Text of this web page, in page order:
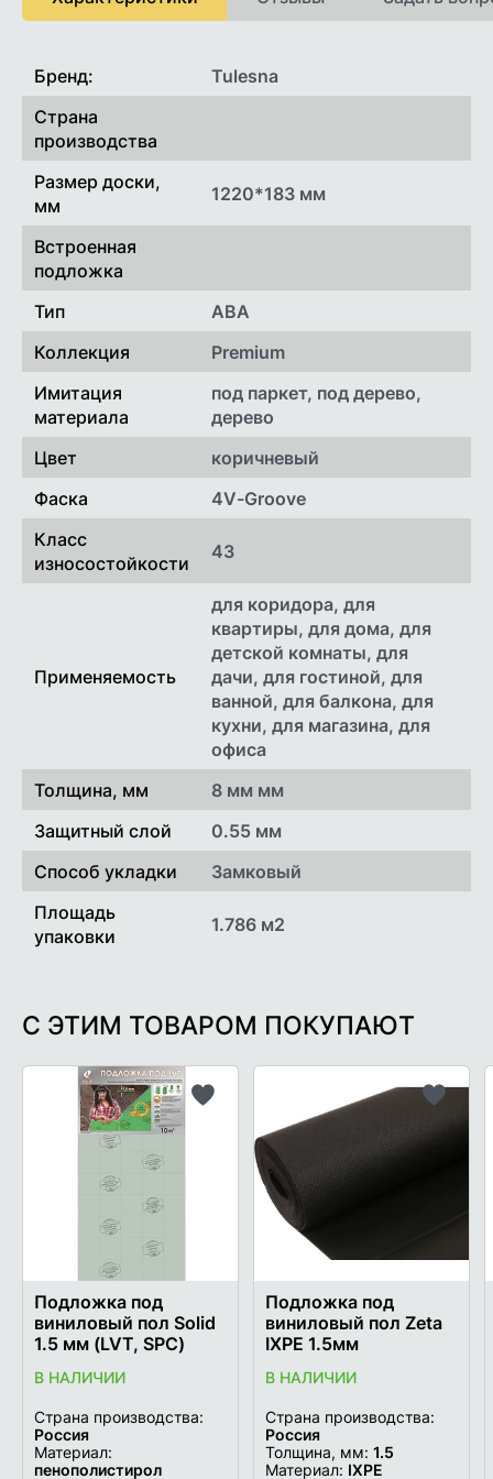
Характеристики
Бренд:
Tulesna
Страна
производства
Размер доски,
мм
1220*183 мм
Встроенная
подложка
Тип
ABA
Коллекция
Premium
Имитация
материала
под паркет, под дерево,
дерево
Цвет
коричневый
Фаска
4V-Groove
Класс
износостойкости
43
Применяемость
для коридора, для
квартиры, для дома, для
детской комнаты, для
дачи, для гостиной, для
ванной, для балкона, для
кухни, для магазина, для
офиса
Толщина, мм
8 мм мм
Защитный слой
0.55 мм
Способ укладки
Замковый
Площадь
упаковки
1.786 м2
Онлайн рассрочка от РРБ банкана 3 месяца
рассрочкой стоимость доставки рассчитывается
С ЭТИМ ТОВАРОМ ПОКУПАЮТ
список
желаемого
Подложка под
виниловый пол Solid
1.5 мм (LVT, SPC)
В НАЛИЧИИ
Страна производства:
Россия
Материал:
пенополистирол
в
Подложка под
виниловый пол Zeta
IXPE 1.5мм
В НАЛИЧИИ
Страна производства:
Россия
Толщина, мм: 1.5
Материал: IXPE